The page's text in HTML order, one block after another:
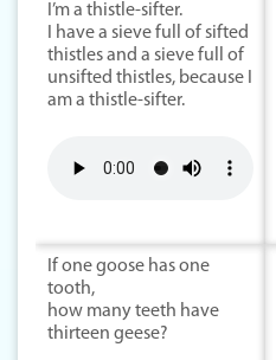
I’m a thistle-sifter.
I have a sieve full of sifted
thistles and a sieve full of
unsifted thistles, because I
am a thistle-sifter.
If one goose has one
tooth,
how many teeth have
thirteen geese?